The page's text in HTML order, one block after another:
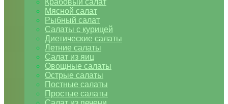
Крабовый салат
Мясной салат
Рыбный салат
Салаты с курицей
Диетические салаты
Летние салаты
Салат из яиц
Овощные салаты
Острые салаты
Постные салаты
Простые салаты